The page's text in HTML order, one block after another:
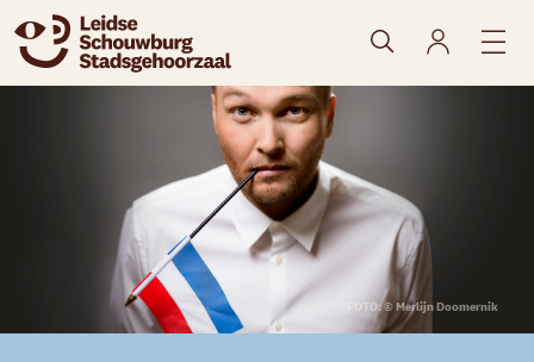
FOTO: © Merlijn Doomernik
naar agenda